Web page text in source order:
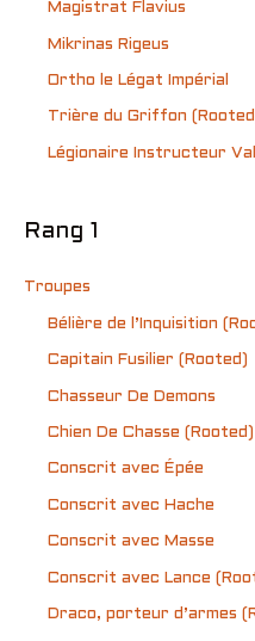
Magistrat Flavius
Mikrinas Rigeus
Ortho le Légat Impérial
Trière du Griffon
Légionaire Instructeur
Rang 1
Troupes
Bélière de l’Inquisition
Capitain Fusilier (Rooted)
Chasseur De Demons
Chien De Chasse (Rooted)
Conscrit avec Épée
Conscrit avec Hache
Conscrit avec Masse
Conscrit avec Lance
Draco, porteur d’armes